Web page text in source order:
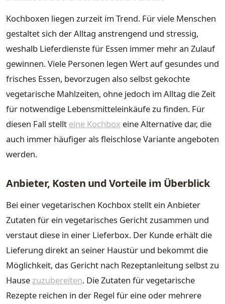
Kochboxen liegen zurzeit im Trend. Für viele Menschen
gestaltet sich der Alltag anstrengend und stressig,
weshalb Lieferdienste für Essen immer mehr an Zulauf
gewinnen. Viele Personen legen Wert auf gesundes und
frisches Essen, bevorzugen also selbst gekochte
vegetarische Mahlzeiten, ohne jedoch im Alltag die Zeit
für notwendige Lebensmitteleinkäufe zu finden. Für
diesen Fall stellt eine Kochbox eine Alternative dar, die
auch immer häufiger als fleischlose Variante angeboten
werden.
Anbieter, Kosten und Vorteile im Überblick
Bei einer vegetarischen Kochbox stellt ein Anbieter
Zutaten für ein vegetarisches Gericht zusammen und
verstaut diese in einer Lieferbox. Der Kunde erhält die
Lieferung direkt an seiner Haustür und bekommt die
Möglichkeit, das Gericht nach Rezeptanleitung selbst zu
Hausezuzubereiten. Die Zutaten für vegetarische
Rezepte reichen in der Regel für eine oder mehrere